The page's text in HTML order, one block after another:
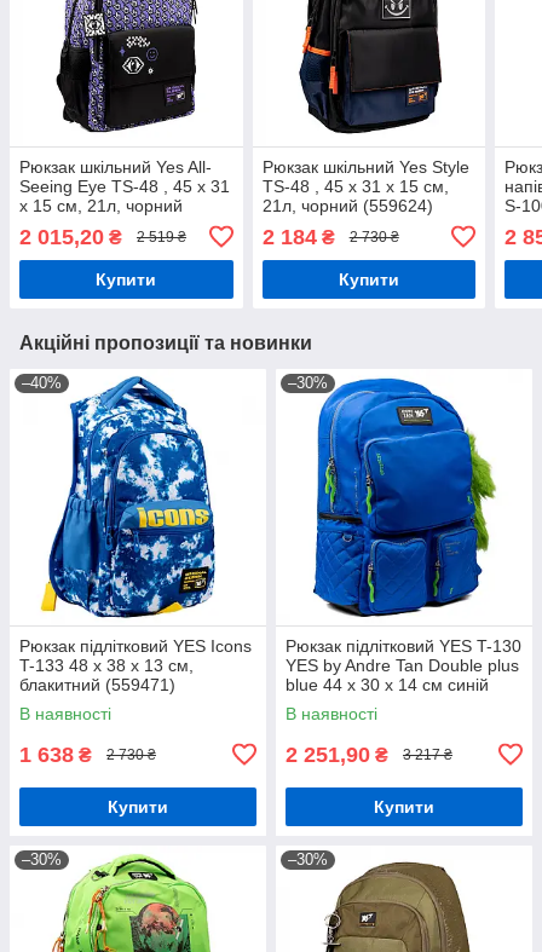
Рюкзак шкільний Yes All-
Seeing Eye TS-48 , 45 х 31
х 15 см, 21л, чорний
2 015,20 ₴ 2 519 ₴
Купити
Рюкзак шкільний Yes Style
TS-48 , 45 х 31 х 15 см,
21л, чорний (559624)
2 184₴ 2 730 ₴
Купити
S-
2
Акційні пропозиції та новинки
–40%
Рюкзак підлітковий YES Icons
T-133 48 х 38 х 13 см,
блакитний (559471)
В наявності
1 638 ₴ 2 730 ₴
Купити
–30%
Рюкзак підлітковий YES T-130
YES by Andre Tan Double plus
blue 44 x 30 x 14 см синій
(559048)
В наявності
2 251,90 ₴ 3 217 ₴
Купити
–30% –30%